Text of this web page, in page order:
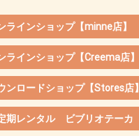
ラインショップ【minne店】
ラインショップ【Creema店】
ンロードショップ【Stores店】
期レンタル ビブリオテーカ